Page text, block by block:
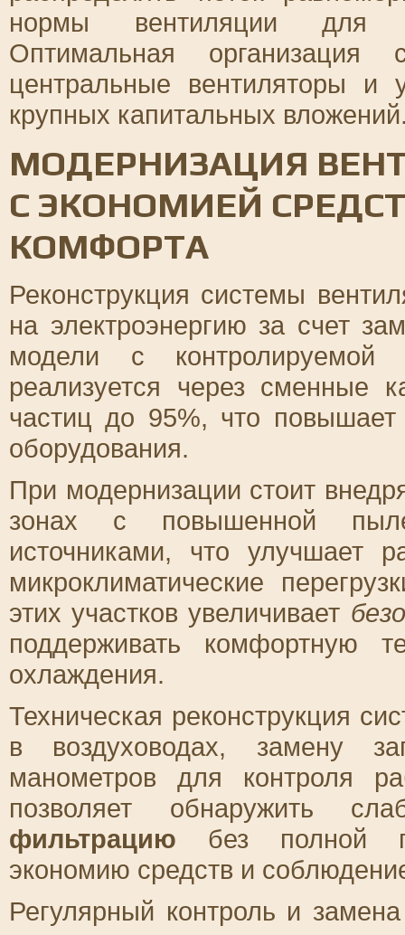
нормы вентиляции для
Оптимальная
центральные вентиляторы и
крупных капитальных
МОДЕРНИЗАЦИЯ
С ЭКОНОМИЕЙ
КОМФОРТА
Реконструкция системы
на электроэнергию за счет
модели с
реализуется через сменные
частиц до 95%, что повышает
оборудования.
При модернизации стоит
зонах с повышенной
источниками, что улучшает
микроклиматические
этих участков увеличивает
поддерживать комфортную
охлаждения.
Техническая реконструкция
в воздуховодах, замену
манометров для контроля
позволяет обнаружить
фильтрацию без полной
экономию средств и
Регулярный контроль и